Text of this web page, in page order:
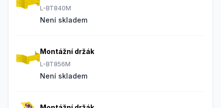
L-BT840M
Není skladem
Montážní držák
L-BT856M
Není skladem